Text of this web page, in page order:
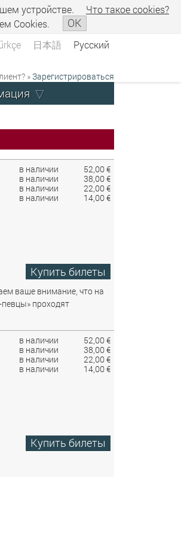
устройстве.
Что такое сookies?
Cookies.
OK
日本語 Русский
»Зарегистрироваться
в наличии
52,00 €
в наличии
38,00 €
в наличии
22,00 €
в наличии
14,00 €
Купить билеты
ваше внимание, что на
певцы» проходят
в наличии
52,00 €
в наличии
38,00 €
в наличии
22,00 €
в наличии
14,00 €
Купить билеты